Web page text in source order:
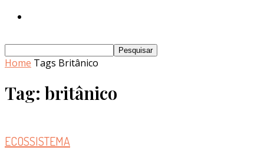
Home Tags Britânico
Tag: britânico
ECOSSISTEMA